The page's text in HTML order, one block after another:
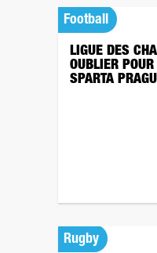
Football
LIGUE DES
OUBLIER
SPARTA
Rugby